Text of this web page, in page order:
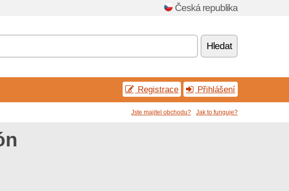
Česká republika
Hledat
Registrace Přihlášení
Jste majitel obchodu? Jak to funguje?